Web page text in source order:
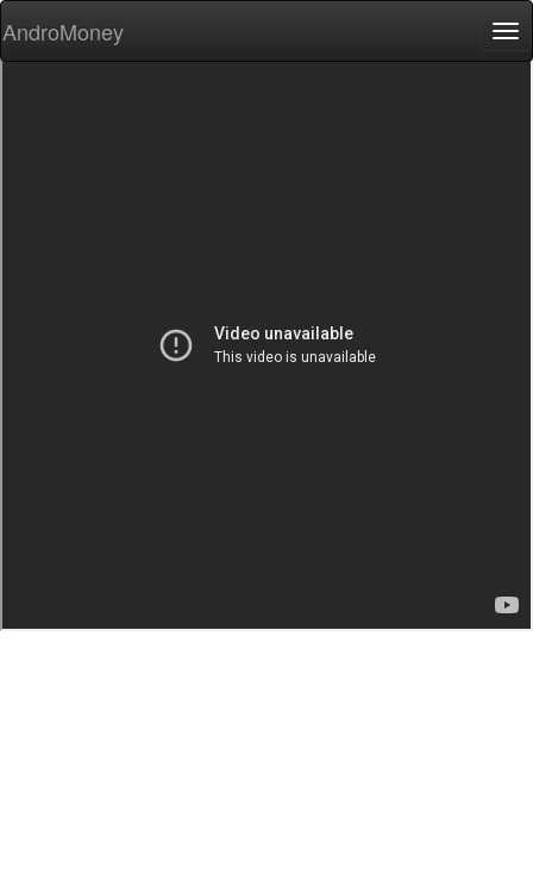
AndroMoney